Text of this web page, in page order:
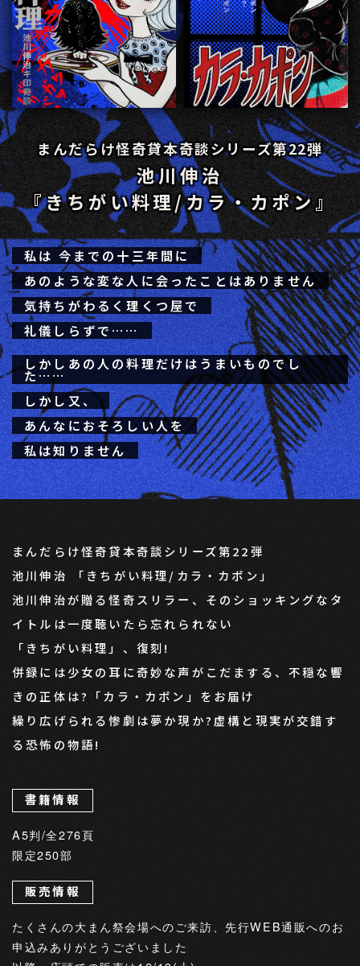
私は 今までの十三年間に
あのような変な人に会ったことはありません
気持ちがわるく理くつ屋で
礼儀しらずで……
しかしあの人の料理だけはうまいものでし
た……
しかし又、
あんなにおそろしい人を
私は知りません
まんだらけ怪奇貸本奇談シリーズ第22弾
池川伸治
『きちがい料理/カラ・カポン』
まんだらけ怪奇貸本奇談シリーズ第22弾
池川伸治 「きちがい料理/カラ・カポン」
池川伸治が贈る怪奇スリラー、そのショッキングなタ
イトルは一度聴いたら忘れられない
「きちがい料理」、復刻!
併録には少女の耳に奇妙な声がこだまする、不穏な響
きの正体は?「カラ・カポン」をお届け
繰り広げられる惨劇は夢か現か?虚構と現実が交錯す
る恐怖の物語!
書籍情報
A5判/全276頁
限定250部
販売情報
たくさんの大まん祭会場へのご来訪、先行WEB通販へのお
申込みありがとうございました